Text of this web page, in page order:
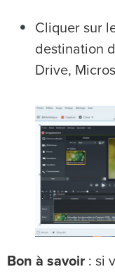
Cliquer sur
destination
Drive,
Bon à savoir : si